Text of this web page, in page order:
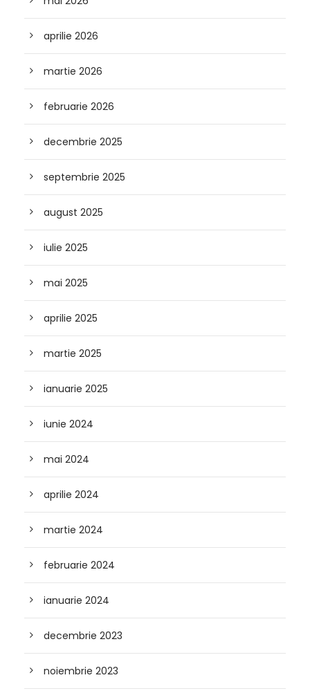
aprilie 2026
martie 2026
februarie 2026
decembrie 2025
septembrie 2025
august 2025
iulie 2025
mai 2025
aprilie 2025
martie 2025
ianuarie 2025
iunie 2024
mai 2024
aprilie 2024
martie 2024
februarie 2024
ianuarie 2024
decembrie 2023
noiembrie 2023